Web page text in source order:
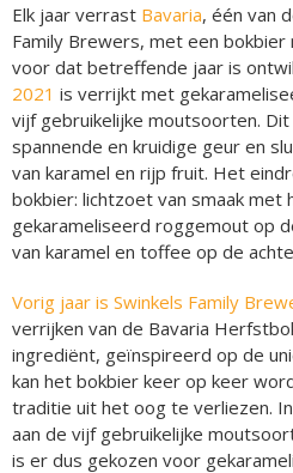
Elk jaar verrast Bavaria, één van
Family Brewers, met een
voor dat betreffende jaar is
2021 is verrijkt met
vijf gebruikelijke moutsoorten.
spannende en kruidige geur en
van karamel en rijp fruit. Het
bokbier: lichtzoet van smaak met
gekarameliseerd roggemout op
van karamel en toffee op de
Vorig jaar is Swinkels Family
verrijken van de Bavaria
ingrediënt, geïnspireerd op de
kan het bokbier keer op keer
traditie uit het oog te verliezen.
aan de vijf gebruikelijke
is er dus gekozen voor